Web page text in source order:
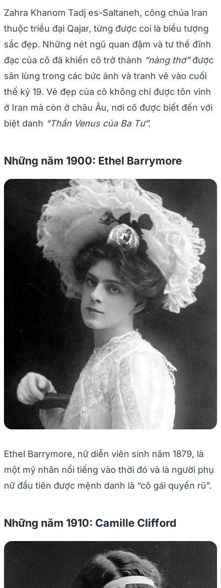
Zahra Khanom Tadj es-Saltaneh, công chúa Iran
thuộc triều đại Qajar, từng được coi là biểu tượng
sắc đẹp. Những nét ngũ quan đậm và tư thế đĩnh
đạc của cô đã khiến cô trở thành “nàng thơ”được
săn lùng trong các bức ảnh và tranh vẽ vào cuối
thế kỷ 19. Vẻ đẹp của cô không chỉ được tôn vinh
ở Iran mà còn ở châu Âu, nơi cô được biết đến với
biệt danh “Thần Venus của Ba Tư”.
Những năm 1900: Ethel Barrymore
Ethel Barrymore, nữ diễn viên sinh năm 1879, là
một mỹ nhân nổi tiếng vào thời đó và là người phụ
nữ đầu tiên được mệnh danh là “cô gái quyến rũ”.
Những năm 1910: Camille Clifford